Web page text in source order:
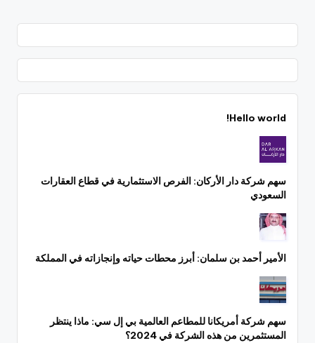
Hello world!
سهم شركة دار الأركان: الفرص الاستثمارية في قطاع العقارات
السعودي
الأمير أحمد بن سلمان: أبرز محطات حياته وإنجازاته في المملكة
سهم شركة أمريكانا للمطاعم العالمية بي إل سي: ماذا ينتظر
المستثمرين من هذه الشركة في 2024؟